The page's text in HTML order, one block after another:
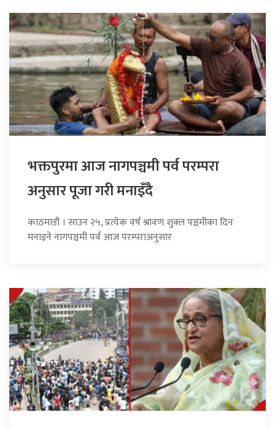
भक्तपुरमा आज नागपञ्चमी पर्व परम्परा
अनुसार पूजा गरी मनाइँदै
काठमाडौं । साउन २५, प्रत्येक वर्ष श्रावण शुक्ल पञ्चमीका दिन
मनाइने नागपञ्चमी पर्व आज परम्पराअनुसार